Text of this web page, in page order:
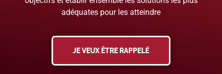
adéquates pour les atteindre
JE VEUX ÊTRE RAPPELÉ